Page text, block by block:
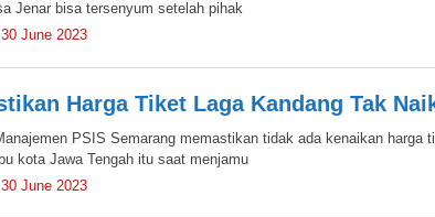
Jenar bisa tersenyum setelah pihak
30 June 2023
Harga Tiket Laga Kandang Tak
PSIS Semarang memastikan tidak ada kenaikan harga
kota Jawa Tengah itu saat menjamu
30 June 2023